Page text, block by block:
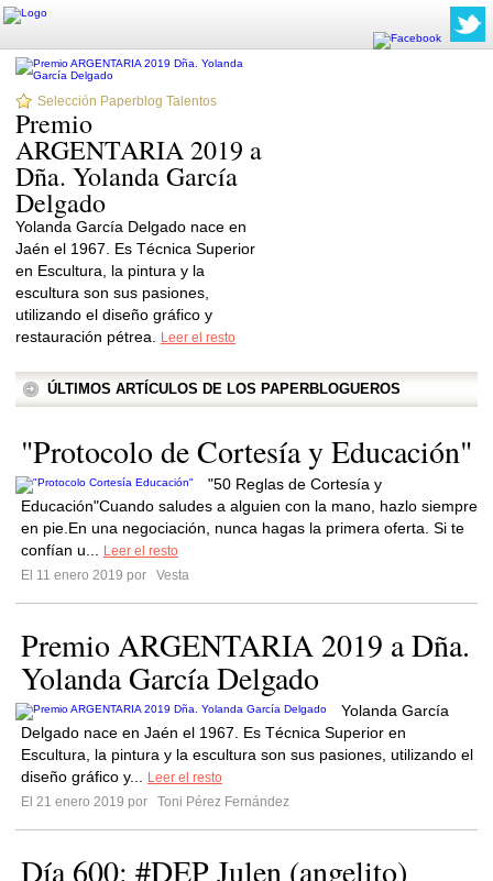
Selección Paperblog Talentos
Premio
ARGENTARIA 2019 a
Dña. Yolanda García
Delgado
Yolanda García Delgado nace en
Jaén el 1967. Es Técnica Superior
en Escultura, la pintura y la
escultura son sus pasiones,
utilizando el diseño gráfico y
restauración pétrea.
Leer el resto
ÚLTIMOS ARTÍCULOS DE LOS PAPERBLOGUEROS
"Protocolo de Cortesía y Educación"
"50 Reglas de Cortesía y
Educación"Cuando saludes a alguien con la mano, hazlo siempre
en pie.En una negociación, nunca hagas la primera oferta. Si te
confían u...
Leer el resto
El 11 enero 2019 por
Vesta
Premio ARGENTARIA 2019 a Dña.
Yolanda García Delgado
Yolanda García
Delgado nace en Jaén el 1967. Es Técnica Superior en
Escultura, la pintura y la escultura son sus pasiones, utilizando el
diseño gráfico y...
Leer el resto
El 21 enero 2019 por
Toni Pérez Fernández
Día 600: #DEP Julen (angelito)